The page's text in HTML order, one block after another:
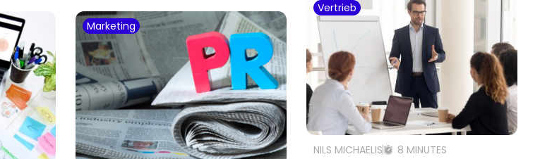
Marketing
Vertrieb
NILS MICHAELIS 8 MINUTES